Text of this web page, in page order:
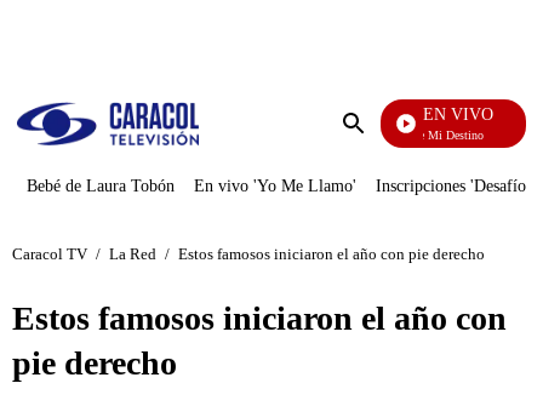
Enviar
EN VIVO
El Juego De Mi Destino
Bebé de Laura Tobón En vivo 'Yo Me Llamo' Inscripciones 'Desafío'
Caracol TV / La Red / Estos famosos iniciaron el año con pie derecho
Estos famosos iniciaron el año con
pie derecho